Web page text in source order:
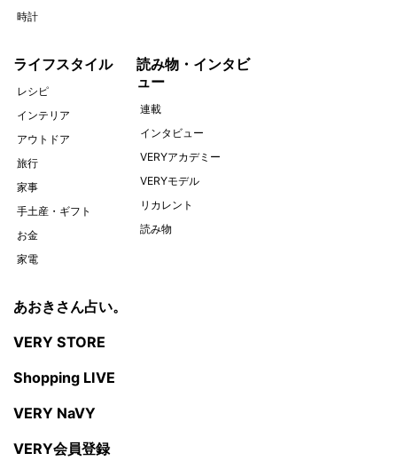
時計
ライフスタイル
レシピ
インテリア
アウトドア
旅行
家事
手土産・ギフト
お金
家電
読み物・インタビ
ュー
連載
インタビュー
VERYアカデミー
VERYモデル
リカレント
読み物
あおきさん占い。
VERY STORE
Shopping LIVE
VERY NaVY
VERY会員登録